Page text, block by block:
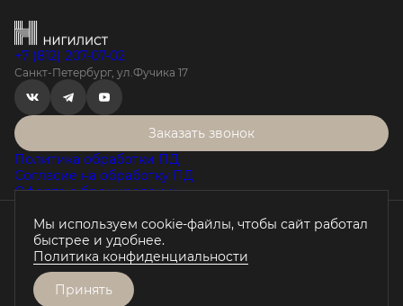
+7 (812) 207-07-02
Санкт-Петербург, ул.Фучика 17
Заказать звонок
Политика обработки ПД
Согласие на обработку ПД
Оферта о бронировании
Проектная декларация на наш.дом.рф
Любая информация, представленная на данном сайте, носит
исключительно информационный характер, не является
публичной офертой, определяемой положениями статьи 437 ГК
РФ.
Мы используем cookie-файлы, чтобы сайт работал
быстрее и удобнее.
Политика конфиденциальности
Принять